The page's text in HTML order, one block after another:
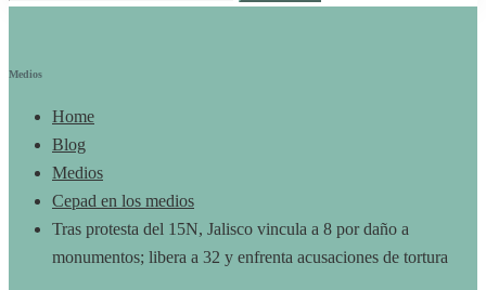
Medios
Home
Blog
Medios
Cepad en los medios
Tras protesta del 15N, Jalisco vincula a 8 por daño a
monumentos; libera a 32 y enfrenta acusaciones de tortura